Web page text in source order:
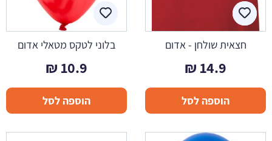
חצאית שולחן - אדום
14.9
₪
הוספה לסל
בלוני לטקס מטאלי אדום
10.9
₪
הוספה לסל